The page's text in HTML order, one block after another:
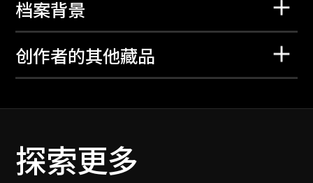
档案背景
创作者的其他藏品
探索更多